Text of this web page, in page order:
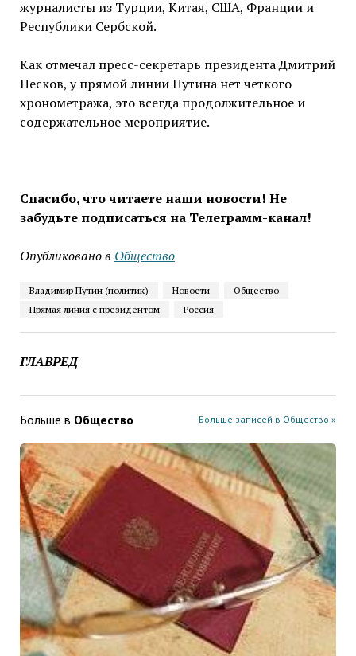
журналисты из Турции, Китая, США, Франции и
Республики Сербской.
Как отмечал пресс-секретарь президента Дмитрий
Песков, у прямой линии Путина нет четкого
хронометража, это всегда продолжительное и
содержательное мероприятие.
Спасибо, что читаете наши новости! Не
забудьте подписаться на Телеграмм-канал!
Опубликовано в Общество
Владимир Путин (политик) Новости
Общество
Прямая линия с президентом
Россия
ГЛАВРЕД
Больше в Общество Больше записей в Общество »